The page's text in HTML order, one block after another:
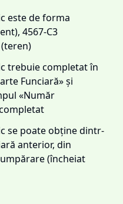
este de forma
4567-C3
trebuie completat în
Funciară» și
«Număr
se poate obține dintr-
anterior, din
(încheiat